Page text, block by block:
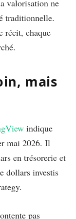
valorisation ne
traditionnelle.
récit, chaque
mais
indique
mai 2026. Il
en trésorerie et
dollars investis
pas